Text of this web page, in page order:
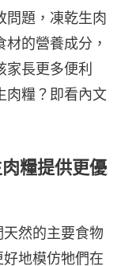
問題，凍乾生肉
的營養成分，
長更多便利
肉糧？即看內文
糧提供更優
然的主要食物
地模仿牠們在